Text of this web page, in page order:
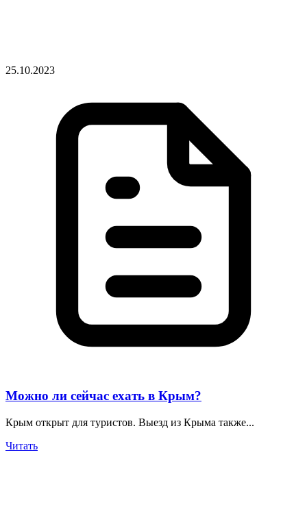
25.10.2023
Можно ли сейчас ехать в Крым?
Крым открыт для туристов. Выезд из Крыма также...
Читать